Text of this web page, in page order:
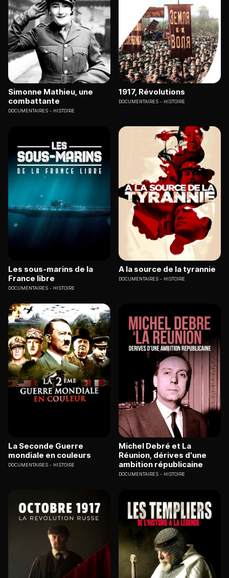
Simonne Mathieu, une
combattante
DOCUMENTAIRES HISTOIRE
1917, Révolutions
DOCUMENTAIRES HISTOIRE
Les sous-marins de la
France libre
DOCUMENTAIRES HISTOIRE
A la source de la tyrannie
DOCUMENTAIRES HISTOIRE
La Seconde Guerre
mondiale en couleurs
DOCUMENTAIRES HISTOIRE
Michel Debré et La
Réunion, dérives d'une
ambition républicaine
DOCUMENTAIRES HISTOIRE